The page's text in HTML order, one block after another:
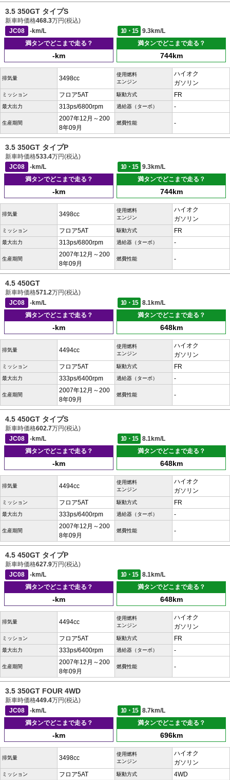
3.5 350GT タイプS
新車時価格468.3万円(税込)
JC08
-km/L 10・15
9.3km/L
満タンでどこまで走る？
-km
満タンでどこまで走る？
744km
排気量 3498cc
使用燃料
エンジン
ハイオク
ガソリン
ミッション フロア5AT 駆動方式 FR
最大出力 313ps/6800rpm 過給器（ターボ） -
生産期間
2007年12月～200
8年09月
燃費性能 -
3.5 350GT タイプP
新車時価格533.4万円(税込)
JC08
-km/L 10・15
9.3km/L
満タンでどこまで走る？
-km
満タンでどこまで走る？
744km
排気量 3498cc
使用燃料
エンジン
ハイオク
ガソリン
ミッション フロア5AT 駆動方式 FR
最大出力 313ps/6800rpm 過給器（ターボ） -
生産期間
2007年12月～200
8年09月
燃費性能 -
4.5 450GT
新車時価格571.2万円(税込)
JC08
-km/L 10・15
8.1km/L
満タンでどこまで走る？
-km
満タンでどこまで走る？
648km
排気量 4494cc
使用燃料
エンジン
ハイオク
ガソリン
ミッション フロア5AT 駆動方式 FR
最大出力 333ps/6400rpm 過給器（ターボ） -
生産期間
2007年12月～200
8年09月
燃費性能 -
4.5 450GT タイプS
新車時価格602.7万円(税込)
JC08
-km/L 10・15
8.1km/L
満タンでどこまで走る？
-km
満タンでどこまで走る？
648km
排気量 4494cc
使用燃料
エンジン
ハイオク
ガソリン
ミッション フロア5AT 駆動方式 FR
最大出力 333ps/6400rpm 過給器（ターボ） -
生産期間
2007年12月～200
8年09月
燃費性能 -
4.5 450GT タイプP
新車時価格627.9万円(税込)
JC08
-km/L 10・15
8.1km/L
満タンでどこまで走る？
-km
満タンでどこまで走る？
648km
排気量 4494cc
使用燃料
エンジン
ハイオク
ガソリン
ミッション フロア5AT 駆動方式 FR
最大出力 333ps/6400rpm 過給器（ターボ） -
生産期間
2007年12月～200
8年09月
燃費性能 -
3.5 350GT FOUR 4WD
新車時価格449.4万円(税込)
JC08
-km/L 10・15
8.7km/L
満タンでどこまで走る？
-km
満タンでどこまで走る？
696km
排気量 3498cc
使用燃料
エンジン
ハイオク
ガソリン
ミッション フロア5AT 駆動方式 4WD